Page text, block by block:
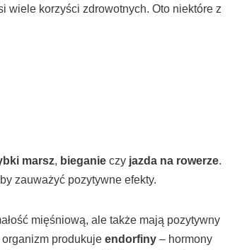
wiele korzyści zdrowotnych. Oto niektóre z
marsz, bieganie czy jazda na rowerze.
zauważyć pozytywne efekty.
mięśniową, ale także mają pozytywny
produkuje endorfiny – hormony